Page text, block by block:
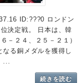
ID:???0 ロンドン
決定戦。 日本は、韓
－２４、２５－２１）
る銅メダルを獲得し
続きを読む